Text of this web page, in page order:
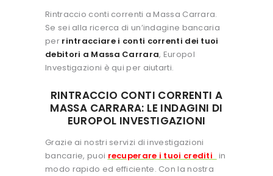
Rintraccio conti correnti a Massa Carrara.
Se sei alla ricerca di un’indagine bancaria
per rintracciare i conti correnti dei tuoi
debitori a Massa Carrara, Europol
Investigazioni è qui per aiutarti.
RINTRACCIO CONTI CORRENTI A
MASSA CARRARA: LE INDAGINI DI
EUROPOL INVESTIGAZIONI
Grazie ai nostri servizi di investigazioni
bancarie, puoi recuperare i tuoi crediti
in
modo rapido ed efficiente. Con la nostra